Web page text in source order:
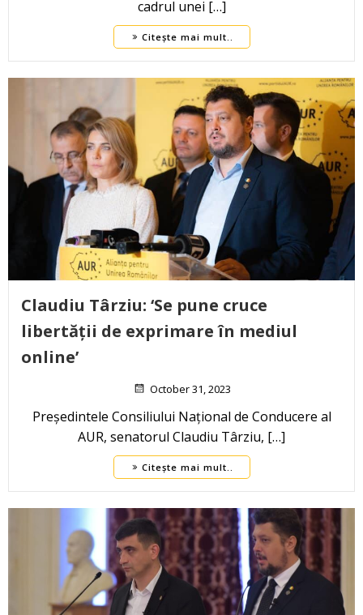
cadrul unei […]
Citește mai mult..
Claudiu Târziu: ‘Se pune cruce
libertății de exprimare în mediul
online’
October 31, 2023
Președintele Consiliului Național de Conducere al
AUR, senatorul Claudiu Târziu, […]
Citește mai mult..